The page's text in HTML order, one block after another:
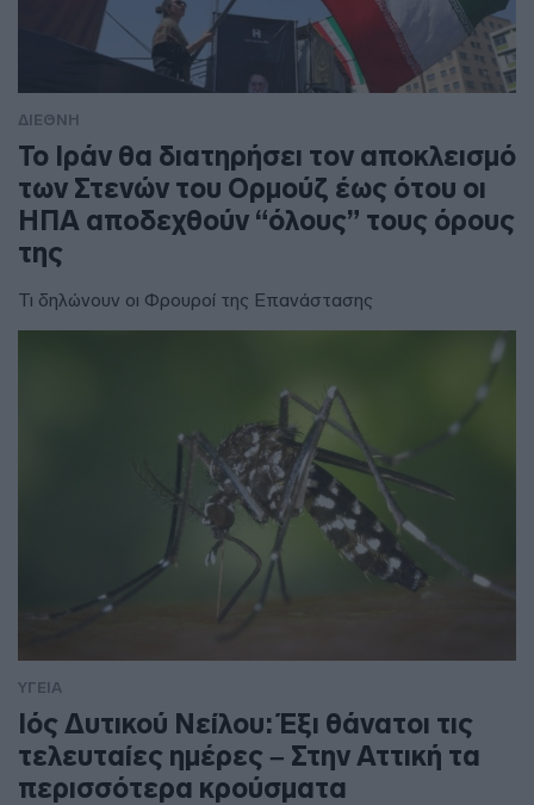
ΔΙΕΘΝΗ
To Ιράν θα διατηρήσει τον αποκλεισμό
των Στενών του Ορμούζ έως ότου οι
ΗΠΑ αποδεχθούν “όλους” τους όρους
της
Τι δηλώνουν οι Φρουροί της Επανάστασης
ΥΓΕΙΑ
Ιός Δυτικού Νείλου: Έξι θάνατοι τις
τελευταίες ημέρες – Στην Αττική τα
περισσότερα κρούσματα